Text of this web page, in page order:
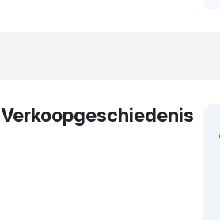
Verkoopgeschiedenis